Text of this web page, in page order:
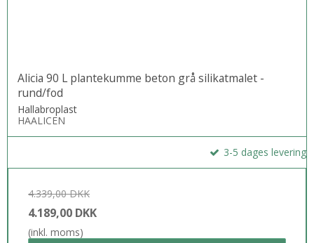
Alicia 90 L plantekumme beton grå silikatmalet -
rund/fod
Hallabroplast
HAALICEN
3-5 dages levering
4.339,00 DKK
4.189,00 DKK
(inkl. moms)